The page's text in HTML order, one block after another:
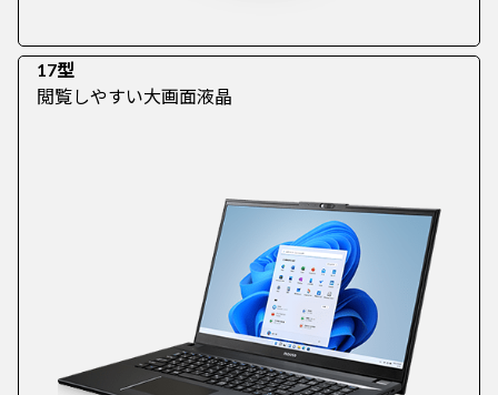
17型
閲覧しやすい大画面液晶